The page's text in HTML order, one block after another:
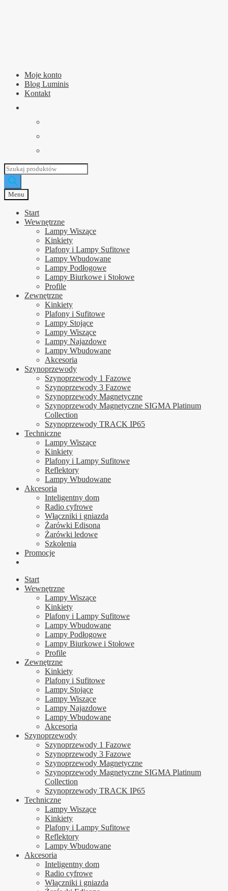
Moje konto
Blog Luminis
Kontakt
Wyszukiwarka
produktów
Menu
Start
Wewnętrzne
Lampy Wiszące
Kinkiety
Plafony i Lampy Sufitowe
Lampy Wbudowane
Lampy Podłogowe
Lampy Biurkowe i Stołowe
Profile
Zewnętrzne
Kinkiety
Plafony i Sufitowe
Lampy Stojące
Lampy Wiszące
Lampy Najazdowe
Lampy Wbudowane
Akcesoria
Szynoprzewody
Szynoprzewody 1 Fazowe
Szynoprzewody 3 Fazowe
Szynoprzewody Magnetyczne
Szynoprzewody Magnetyczne SIGMA Platinum
Collection
Szynoprzewody TRACK IP65
Techniczne
Lampy Wiszące
Kinkiety
Plafony i Lampy Sufitowe
Reflektory
Lampy Wbudowane
Akcesoria
Inteligentny dom
Radio cyfrowe
Włączniki i gniazda
Żarówki Edisona
Żarówki ledowe
Szkolenia
Promocje
Start
Wewnętrzne
Lampy Wiszące
Kinkiety
Plafony i Lampy Sufitowe
Lampy Wbudowane
Lampy Podłogowe
Lampy Biurkowe i Stołowe
Profile
Zewnętrzne
Kinkiety
Plafony i Sufitowe
Lampy Stojące
Lampy Wiszące
Lampy Najazdowe
Lampy Wbudowane
Akcesoria
Szynoprzewody
Szynoprzewody 1 Fazowe
Szynoprzewody 3 Fazowe
Szynoprzewody Magnetyczne
Szynoprzewody Magnetyczne SIGMA Platinum
Collection
Szynoprzewody TRACK IP65
Techniczne
Lampy Wiszące
Kinkiety
Plafony i Lampy Sufitowe
Reflektory
Lampy Wbudowane
Akcesoria
Inteligentny dom
Radio cyfrowe
Włączniki i gniazda